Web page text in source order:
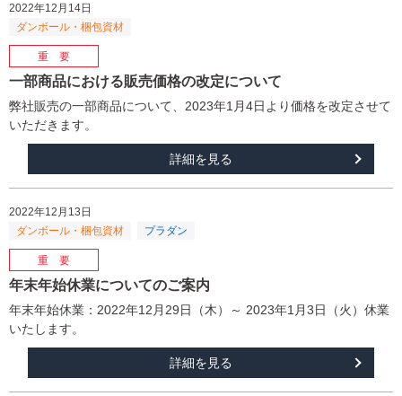
2022年12月14日
一部商品における販売価格の改定について
弊社販売の一部商品について、2023年1月4日より価格を改定させて
いただきます。
詳細を見る
2022年12月13日
年末年始休業についてのご案内
年末年始休業：2022年12月29日（木）～ 2023年1月3日（火）休業
いたします。
詳細を見る